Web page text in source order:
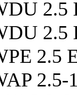
2.5
2.5
2.5
2.5-